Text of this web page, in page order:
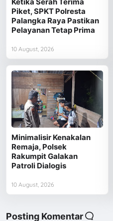
Piket, SPKT Polresta
Palangka Raya Pastikan
Pelayanan Tetap Prima
10 August, 2026
Minimalisir Kenakalan
Remaja, Polsek
Rakumpit Galakan
Patroli Dialogis
10 August, 2026
Posting Komentar